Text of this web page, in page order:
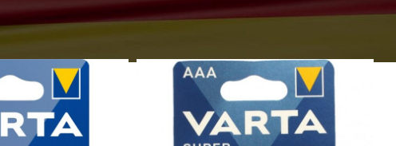
etichetate „Superlife”